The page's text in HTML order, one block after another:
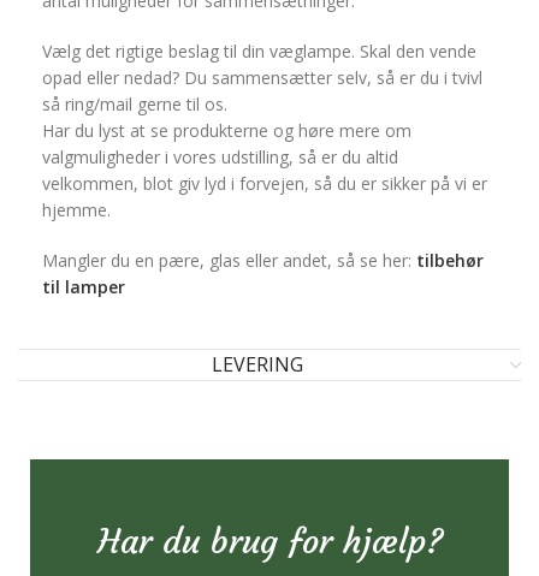
Vælg det rigtige beslag til din væglampe. Skal den vende
opad eller nedad? Du sammensætter selv, så er du i tvivl
så ring/mail gerne til os.
Har du lyst at se produkterne og høre mere om
valgmuligheder i vores udstilling, så er du altid
velkommen, blot giv lyd i forvejen, så du er sikker på vi er
hjemme.
Mangler du en pære, glas eller andet, så se her: tilbehør
til lamper
LEVERING
Har du brug for hjælp?